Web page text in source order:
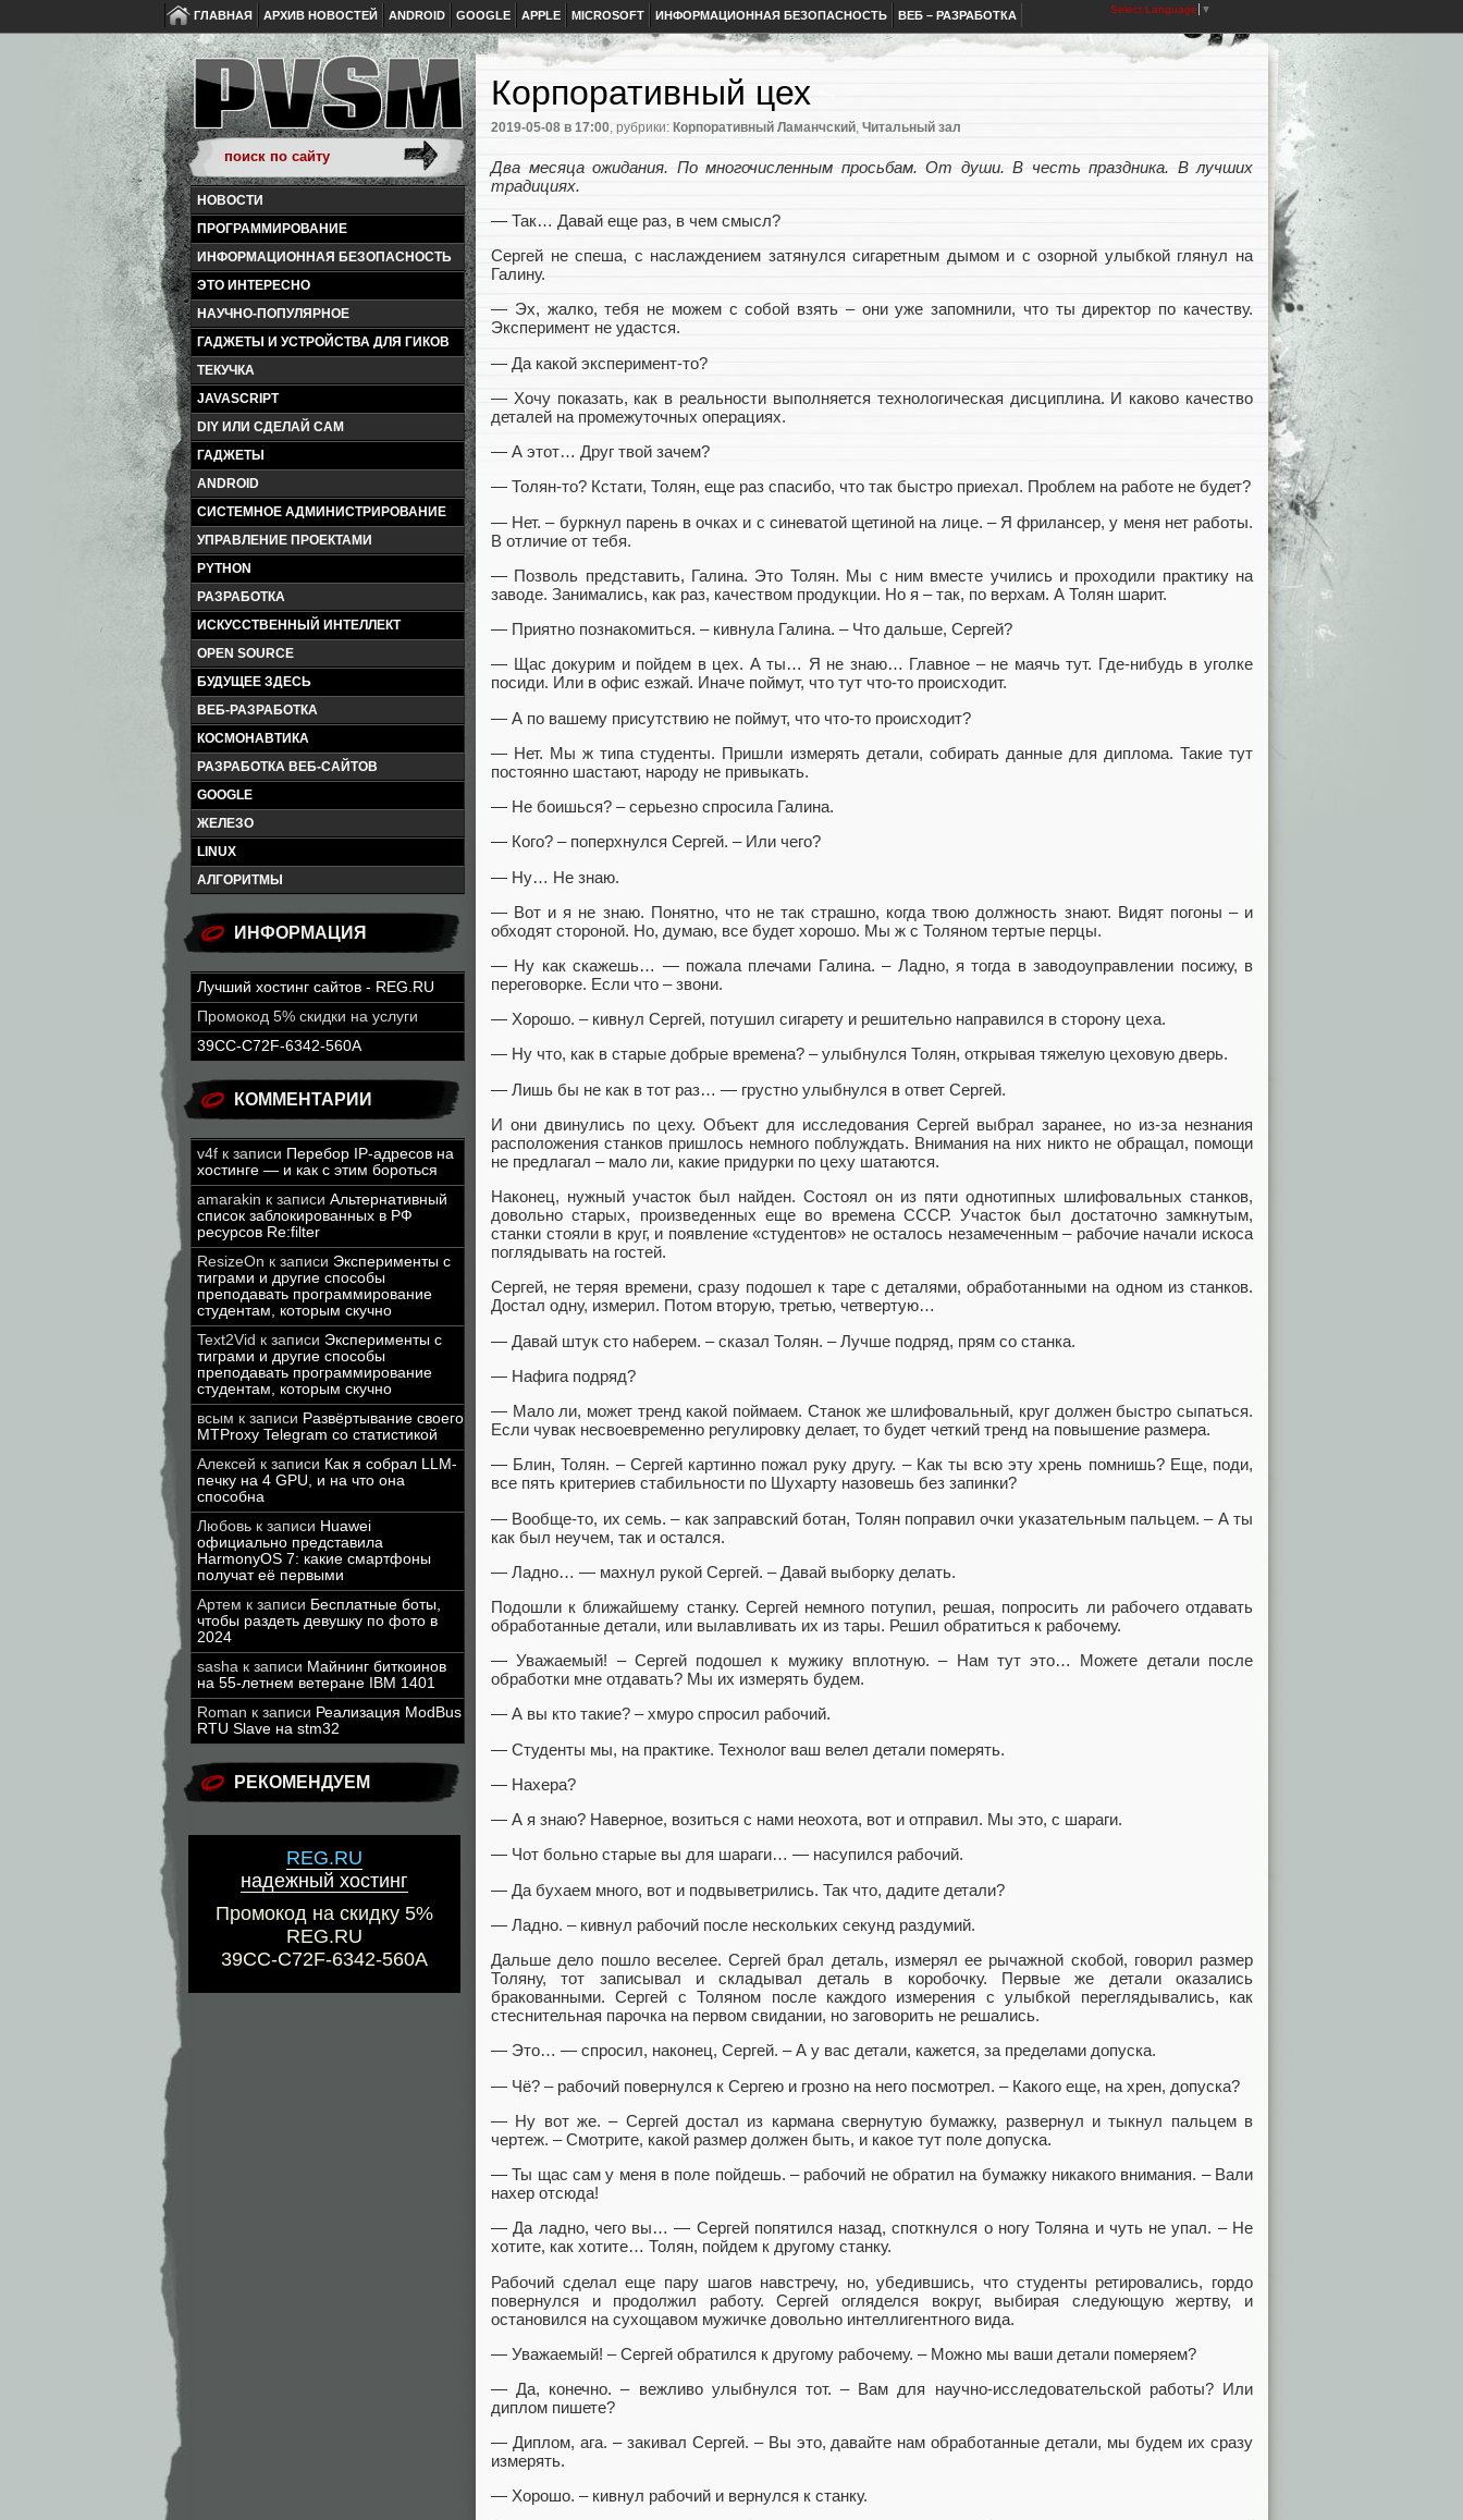
ГЛАВНАЯ АРХИВ НОВОСТЕЙ ANDROID GOOGLE APPLE MICROSOFT ИНФОРМАЦИОННАЯ БЕЗОПАСНОСТЬ ВЕБ – РАЗРАБОТКА Select Language ▼
НОВОСТИ
ПРОГРАММИРОВАНИЕ
ИНФОРМАЦИОННАЯ БЕЗОПАСНОСТЬ
ЭТО ИНТЕРЕСНО
НАУЧНО-ПОПУЛЯРНОЕ
ГАДЖЕТЫ И УСТРОЙСТВА ДЛЯ ГИКОВ
ТЕКУЧКА
JAVASCRIPT
DIY ИЛИ СДЕЛАЙ САМ
ГАДЖЕТЫ
ANDROID
СИСТЕМНОЕ АДМИНИСТРИРОВАНИЕ
УПРАВЛЕНИЕ ПРОЕКТАМИ
PYTHON
РАЗРАБОТКА
ИСКУССТВЕННЫЙ ИНТЕЛЛЕКТ
OPEN SOURCE
БУДУЩЕЕ ЗДЕСЬ
ВЕБ-РАЗРАБОТКА
КОСМОНАВТИКА
РАЗРАБОТКА ВЕБ-САЙТОВ
GOOGLE
ЖЕЛЕЗО
LINUX
АЛГОРИТМЫ
ИНФОРМАЦИЯ
Лучший хостинг сайтов - REG.RU
Промокод 5% скидки на услуги
39CC-C72F-6342-560A
КОММЕНТАРИИ
v4f к записи Перебор IP-адресов на
хостинге — и как с этим бороться
amarakin к записи Альтернативный
список заблокированных в РФ
ресурсов Re:filter
ResizeOn к записи Эксперименты с
тиграми и другие способы
преподавать программирование
студентам, которым скучно
Text2Vid к записи Эксперименты с
тиграми и другие способы
преподавать программирование
студентам, которым скучно
всым к записи Развёртывание своего
MTProxy Telegram со статистикой
Алексей к записи Как я собрал LLM-
печку на 4 GPU, и на что она
способна
Любовь к записи Huawei
официально представила
HarmonyOS 7: какие смартфоны
получат её первыми
Артем к записи Бесплатные боты,
чтобы раздеть девушку по фото в
2024
sasha к записи Майнинг биткоинов
на 55-летнем ветеране IBM 1401
Roman к записи Реализация ModBus
RTU Slave на stm32
РЕКОМЕНДУЕМ
REG.RU
надежный хостинг
Промокод на скидку 5%
REG.RU
39CC-C72F-6342-560A
Корпоративный цех
2019-05-08 в 17:00, рубрики: Корпоративный Ламанчский, Читальный зал
Два месяца ожидания. По многочисленным просьбам. От души. В честь праздника. В лучших
традициях.
— Так… Давай еще раз, в чем смысл?
Сергей не спеша, с наслаждением затянулся сигаретным дымом и с озорной улыбкой глянул на
Галину.
— Эх, жалко, тебя не можем с собой взять – они уже запомнили, что ты директор по качеству.
Эксперимент не удастся.
— Да какой эксперимент-то?
— Хочу показать, как в реальности выполняется технологическая дисциплина. И каково качество
деталей на промежуточных операциях.
— А этот… Друг твой зачем?
— Толян-то? Кстати, Толян, еще раз спасибо, что так быстро приехал. Проблем на работе не будет?
— Нет. – буркнул парень в очках и с синеватой щетиной на лице. – Я фрилансер, у меня нет работы.
В отличие от тебя.
— Позволь представить, Галина. Это Толян. Мы с ним вместе учились и проходили практику на
заводе. Занимались, как раз, качеством продукции. Но я – так, по верхам. А Толян шарит.
— Приятно познакомиться. – кивнула Галина. – Что дальше, Сергей?
— Щас докурим и пойдем в цех. А ты… Я не знаю… Главное – не маячь тут. Где-нибудь в уголке
посиди. Или в офис езжай. Иначе поймут, что тут что-то происходит.
— А по вашему присутствию не поймут, что что-то происходит?
— Нет. Мы ж типа студенты. Пришли измерять детали, собирать данные для диплома. Такие тут
постоянно шастают, народу не привыкать.
— Не боишься? – серьезно спросила Галина.
— Кого? – поперхнулся Сергей. – Или чего?
— Ну… Не знаю.
— Вот и я не знаю. Понятно, что не так страшно, когда твою должность знают. Видят погоны – и
обходят стороной. Но, думаю, все будет хорошо. Мы ж с Толяном тертые перцы.
— Ну как скажешь… — пожала плечами Галина. – Ладно, я тогда в заводоуправлении посижу, в
переговорке. Если что – звони.
— Хорошо. – кивнул Сергей, потушил сигарету и решительно направился в сторону цеха.
— Ну что, как в старые добрые времена? – улыбнулся Толян, открывая тяжелую цеховую дверь.
— Лишь бы не как в тот раз… — грустно улыбнулся в ответ Сергей.
И они двинулись по цеху. Объект для исследования Сергей выбрал заранее, но из-за незнания
расположения станков пришлось немного поблуждать. Внимания на них никто не обращал, помощи
не предлагал – мало ли, какие придурки по цеху шатаются.
Наконец, нужный участок был найден. Состоял он из пяти однотипных шлифовальных станков,
довольно старых, произведенных еще во времена СССР. Участок был достаточно замкнутым,
станки стояли в круг, и появление «студентов» не осталось незамеченным – рабочие начали искоса
поглядывать на гостей.
Сергей, не теряя времени, сразу подошел к таре с деталями, обработанными на одном из станков.
Достал одну, измерил. Потом вторую, третью, четвертую…
— Давай штук сто наберем. – сказал Толян. – Лучше подряд, прям со станка.
— Нафига подряд?
— Мало ли, может тренд какой поймаем. Станок же шлифовальный, круг должен быстро сыпаться.
Если чувак несвоевременно регулировку делает, то будет четкий тренд на повышение размера.
— Блин, Толян. – Сергей картинно пожал руку другу. – Как ты всю эту хрень помнишь? Еще, поди,
все пять критериев стабильности по Шухарту назовешь без запинки?
— Вообще-то, их семь. – как заправский ботан, Толян поправил очки указательным пальцем. – А ты
как был неучем, так и остался.
— Ладно… — махнул рукой Сергей. – Давай выборку делать.
Подошли к ближайшему станку. Сергей немного потупил, решая, попросить ли рабочего отдавать
обработанные детали, или вылавливать их из тары. Решил обратиться к рабочему.
— Уважаемый! – Сергей подошел к мужику вплотную. – Нам тут это… Можете детали после
обработки мне отдавать? Мы их измерять будем.
— А вы кто такие? – хмуро спросил рабочий.
— Студенты мы, на практике. Технолог ваш велел детали померять.
— Нахера?
— А я знаю? Наверное, возиться с нами неохота, вот и отправил. Мы это, с шараги.
— Чот больно старые вы для шараги… — насупился рабочий.
— Да бухаем много, вот и подвыветрились. Так что, дадите детали?
— Ладно. – кивнул рабочий после нескольких секунд раздумий.
Дальше дело пошло веселее. Сергей брал деталь, измерял ее рычажной скобой, говорил размер
Толяну, тот записывал и складывал деталь в коробочку. Первые же детали оказались
бракованными. Сергей с Толяном после каждого измерения с улыбкой переглядывались, как
стеснительная парочка на первом свидании, но заговорить не решались.
— Это… — спросил, наконец, Сергей. – А у вас детали, кажется, за пределами допуска.
— Чё? – рабочий повернулся к Сергею и грозно на него посмотрел. – Какого еще, на хрен, допуска?
— Ну вот же. – Сергей достал из кармана свернутую бумажку, развернул и тыкнул пальцем в
чертеж. – Смотрите, какой размер должен быть, и какое тут поле допуска.
— Ты щас сам у меня в поле пойдешь. – рабочий не обратил на бумажку никакого внимания. – Вали
нахер отсюда!
— Да ладно, чего вы… — Сергей попятился назад, споткнулся о ногу Толяна и чуть не упал. – Не
хотите, как хотите… Толян, пойдем к другому станку.
Рабочий сделал еще пару шагов навстречу, но, убедившись, что студенты ретировались, гордо
повернулся и продолжил работу. Сергей огляделся вокруг, выбирая следующую жертву, и
остановился на сухощавом мужичке довольно интеллигентного вида.
— Уважаемый! – Сергей обратился к другому рабочему. – Можно мы ваши детали померяем?
— Да, конечно. – вежливо улыбнулся тот. – Вам для научно-исследовательской работы? Или
диплом пишете?
— Диплом, ага. – закивал Сергей. – Вы это, давайте нам обработанные детали, мы будем их сразу
измерять.
— Хорошо. – кивнул рабочий и вернулся к станку.